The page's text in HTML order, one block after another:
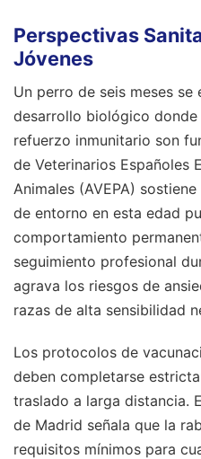
Perspectivas
Jóvenes
Un perro de seis meses se
desarrollo biológico
refuerzo inmunitario son
de Veterinarios Españoles
Animales (AVEPA)
de entorno en esta edad
comportamiento
seguimiento profesional
agrava los riesgos de
razas de alta sensibilidad
Los protocolos de
deben completarse
traslado a larga distancia.
de Madrid señala que la
requisitos mínimos para